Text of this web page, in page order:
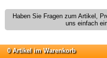
Haben Sie Fragen zum Artikel,
uns einfach
0 Artikel im Warenkorb